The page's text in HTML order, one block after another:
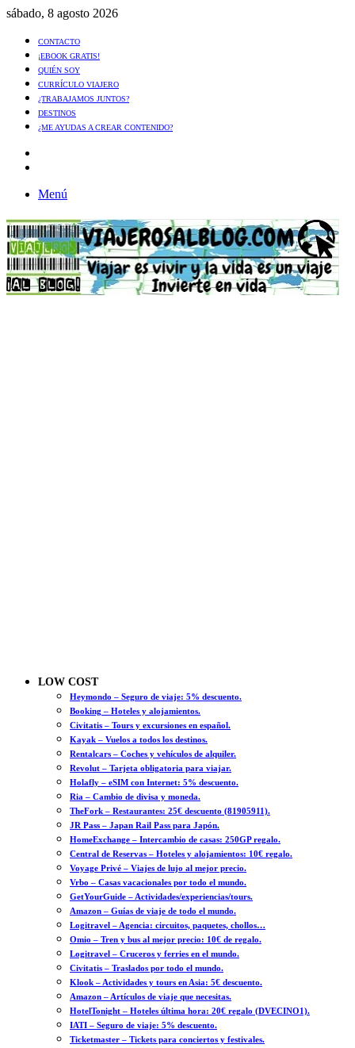
sábado, 8 agosto 2026
CONTACTO
¡EBOOK GRATIS!
QUIÉN SOY
CURRÍCULO VIAJERO
¿TRABAJAMOS JUNTOS?
DESTINOS
¿ME AYUDAS A CREAR CONTENIDO?
Menú
LOW COST
Heymondo – Seguro de viaje: 5% descuento.
Booking – Hoteles y alojamientos.
Civitatis – Tours y excursiones en español.
Kayak – Vuelos a todos los destinos.
Rentalcars – Coches y vehículos de alquiler.
Revolut – Tarjeta obligatoria para viajar.
Holafly – eSIM con Internet: 5% descuento.
Ria – Cambio de divisa y moneda.
TheFork – Restaurantes: 25€ descuento (81905911).
JR Pass – Japan Rail Pass para Japón.
HomeExchange – Intercambio de casas: 250GP regalo.
Central de Reservas – Hoteles y alojamientos: 10€ regalo.
Voyage Privé – Viajes de lujo al mejor precio.
Vrbo – Casas vacacionales por todo el mundo.
GetYourGuide – Actividades/experiencias/tours.
Amazon – Guías de viaje de todo el mundo.
Logitravel – Agencia: circuitos, paquetes, chollos…
Omio – Tren y bus al mejor precio: 10€ de regalo.
Logitravel – Cruceros y ferries en el mundo.
Civitatis – Traslados por todo el mundo.
Klook – Actividades y tours en Asia: 5€ descuento.
Amazon – Artículos de viaje que necesitas.
HotelTonight – Hoteles última hora: 20€ regalo (DVECINO1).
IATI – Seguro de viaje: 5% descuento.
Ticketmaster – Tickets para conciertos y festivales.